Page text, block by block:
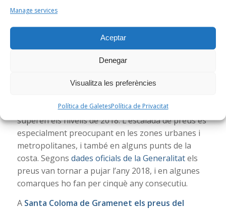
Manage services
Aceptar
Denegar
Visualitza les preferències
Política de GaletesPolítica de Privacitat
pobresa es produeixin tot i que els governs -
Els preus del lloguer a Catalunya ja superen els
l’habitatge. A Catalunya, els preus del lloguer ja
superen els nivells de 2018. L’escalada de preus és
especialment preocupant en les zones urbanes i
metropolitanes, i també en alguns punts de la
costa. Segons dades oficials de la Generalitatels
preus van tornar a pujar l’any 2018, i en algunes
comarques ho fan per cinquè any consecutiu.
A Santa Coloma de Gramenet els preus del